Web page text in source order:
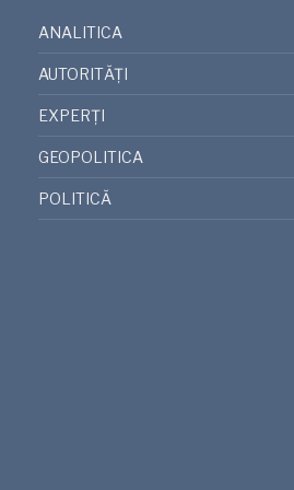
ANALITICA
AUTORITĂȚI
EXPERȚI
GEOPOLITICA
POLITICĂ